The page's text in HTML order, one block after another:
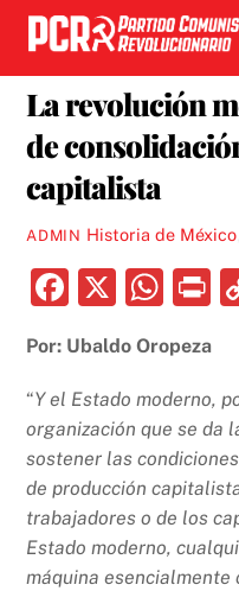
Skip
content
La revolución
de
capitalista
ADMIN Historia de México,
F
c
e
b
o
o
k
X
W
at
s
A
p
p
P
nt
Por: Ubaldo Oropeza
“Y el Estado moderno,
organización que se da
sostener las
de producción
trabajadores o de los
Estado moderno,
máquina